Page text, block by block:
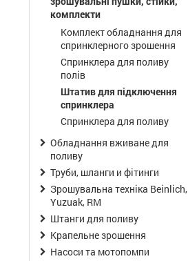
комплекти
Комплект обладнання для
спринклерного зрошення
Спринклера для поливу
полів
Штатив для підключення
спринклера
Спринклера для поливу
Обладнання вживане для
поливу
Труби, шланги и фітинги
Зрошувальна техніка Beinlich,
Yuzuak, RM
Штанги для поливу
Крапельне зрошення
Насоси та мотопомпи